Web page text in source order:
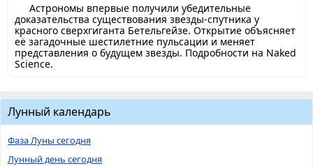
Астрономы впервые получили убедительные
доказательства существования звезды-спутника у
красного сверхгиганта Бетельгейзе. Открытие объясняет
её загадочные шестилетние пульсации и меняет
представления о будущем звезды. Подробности на Naked
Science.
Лунный календарь
Фаза Луны сегодня
Лунный день сегодня